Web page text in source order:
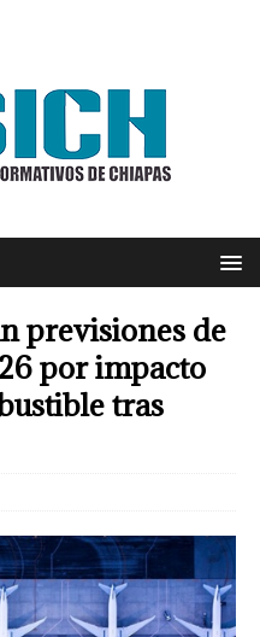
previsiones de
por impacto
tras